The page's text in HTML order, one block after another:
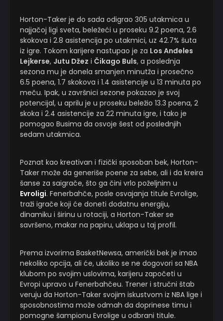
Horton-Taker je do sada odigrao 305 utakmica u
najjačoj ligi sveta, beležeći u proseku 9.2 poena, 2.6
skokova i 2.8 asistencija po utakmici, uz 42.7% šuta
iz igre. Tokom karijere nastupao je za Los Anđeles
Lejkerse, Jutu Džez i Čikago Buls, a poslednja
sezona mu je donela smanjen minutža i prosečno
6.5 poena, 1.7 skokova i 1.4 asistencije u 13 minuta po
meču. Ipak, u završnici sezone pokazao je svoj
potencijal, u aprilu je u proseku beležio 13.3 poena, 2
skoka i 2.4 asistencije za 22 minuta igre, i tako je
pomogao Busima da osvoje šest od poslednjih
sedam utakmica.
Poznat kao kreativan i fizički sposoban bek, Horton-
Taker može da generiše poene za sebe, ali i da kreira
šanse za saigrače, što ga čini vrlo poželjnim u
Evroligi. Fenerbahče, posle osvajanja titule Evrolige,
traži igrače koji će doneti dodatnu energiju,
dinamiku i širinu u rotaciji, a Horton-Taker se
savršeno, makar na papiru, uklapa u taj profil.
Prema izvorima BasketNewsa, američki bek je imao
nekoliko opcija, ali će, ukoliko se ne dogovori sa NBA
klubom po svojim uslovima, karijeru započeti u
Evropi upravo u Fenerbahčeu. Trener i stručni štab
veruju da Horton-Taker svojim iskustvom iz NBA lige i
sposobnostima može odmah da doprinese timu i
pomogne šampionu Evrolige u odbrani titule.